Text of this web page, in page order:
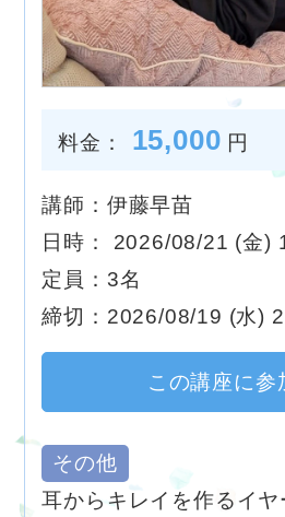
料金： 15,000 円
講師：伊藤早苗
日時： 2026/08/21 (金)
定員：3名
締切：2026/08/19 (水)
この講座に参
その他
耳からキレイを作るイ